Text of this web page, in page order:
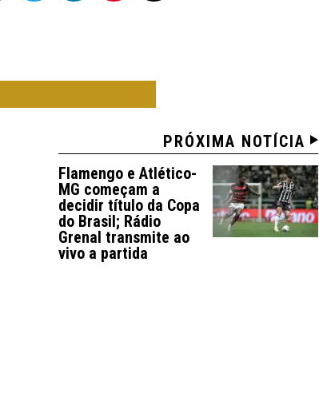
PRÓXIMA NOTÍCIA
Flamengo e Atlético-
MG começam a
decidir título da Copa
do Brasil; Rádio
Grenal transmite ao
vivo a partida